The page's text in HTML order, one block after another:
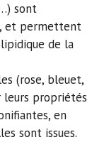
sont
et permettent
de la
(rose, bleuet,
leurs propriétés
en
sont issues.